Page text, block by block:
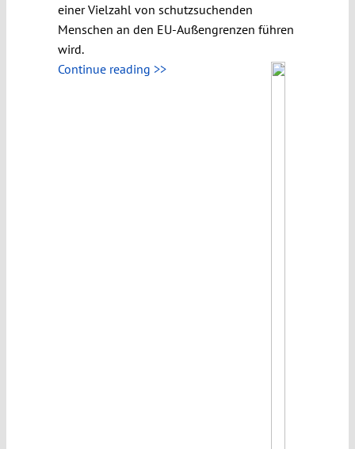
einer Vielzahl von schutzsuchenden
Menschen an den EU-Außengrenzen führen
wird.
Continue reading >>